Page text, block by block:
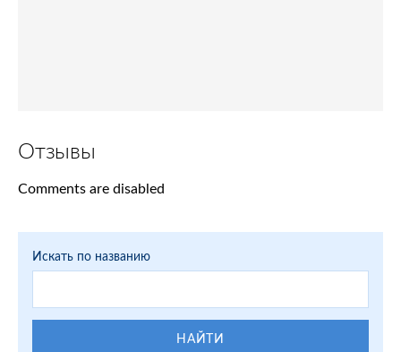
Отзывы
Comments are disabled
Искать по названию
НАЙТИ